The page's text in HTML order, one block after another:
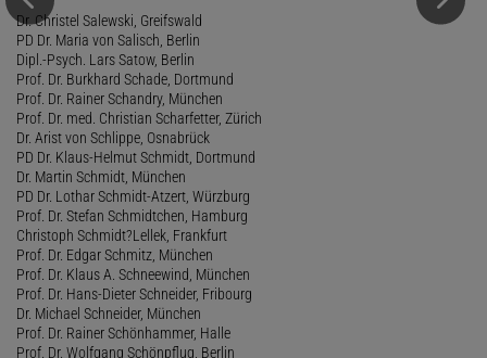
Dr. Christel Salewski, Greifswald
PD Dr. Maria von Salisch, Berlin
Dipl.-Psych. Lars Satow, Berlin
Prof. Dr. Burkhard Schade, Dortmund
Prof. Dr. Rainer Schandry, München
Prof. Dr. med. Christian Scharfetter, Zürich
Dr. Arist von Schlippe, Osnabrück
PD Dr. Klaus-Helmut Schmidt, Dortmund
Dr. Martin Schmidt, München
PD Dr. Lothar Schmidt-Atzert, Würzburg
Prof. Dr. Stefan Schmidtchen, Hamburg
Christoph Schmidt?Lellek, Frankfurt
Prof. Dr. Edgar Schmitz, München
Prof. Dr. Klaus A. Schneewind, München
Prof. Dr. Hans-Dieter Schneider, Fribourg
Dr. Michael Schneider, München
Prof. Dr. Rainer Schönhammer, Halle
Prof. Dr. Wolfgang Schönpflug, Berlin